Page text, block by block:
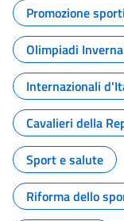
Promozione
Olimpiadi
Internazionali
Cavalieri della
Sport e salute
Riforma dello